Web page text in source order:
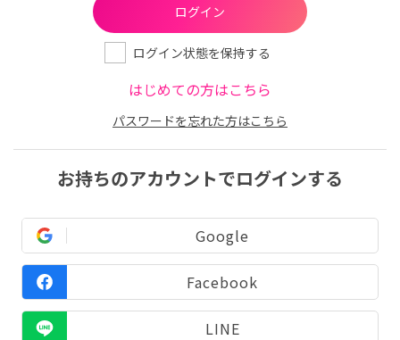
ログイン状態を保持する
はじめての方はこちら
パスワードを忘れた方はこちら
お持ちのアカウントでログインする
Google
Facebook
LINE